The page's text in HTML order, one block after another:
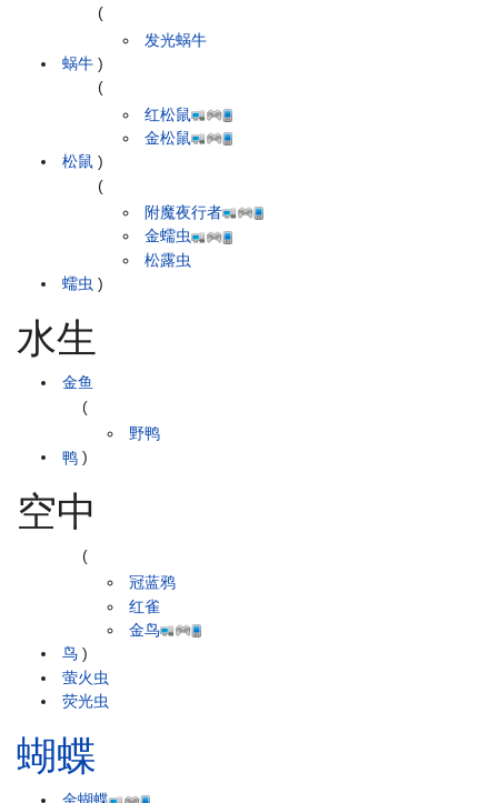
蜗牛
(
发光蜗牛
)
松鼠
(
红松鼠
金松鼠
)
蠕虫
(
附魔夜行者
金蠕虫
松露虫
)
水生
金鱼
鸭
(
野鸭
)
空中
鸟
(
冠蓝鸦
红雀
金鸟
)
萤火虫
荧光虫
蝴蝶